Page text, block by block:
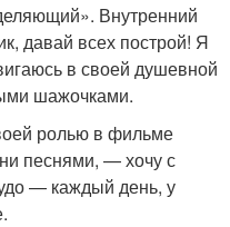
Внутренний
давай всех построй! Я
в своей душевной
шажочками.
ролью в фильме
песнями, — хочу с
— каждый день, у